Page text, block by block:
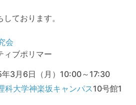
ております。
会
ィブポリマー
月6日（月）10:00～17:30
科大学神楽坂キャンパス10号館1